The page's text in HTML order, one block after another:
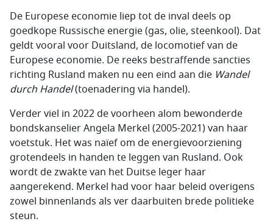
De Europese economie liep tot de inval deels op
goedkope Russische energie (gas, olie, steenkool). Dat
geldt vooral voor Duitsland, de locomotief van de
Europese economie. De reeks bestraffende sancties
richting Rusland maken nu een eind aan die Wandel
durch Handel(toenadering via handel).
Verder viel in 2022 de voorheen alom bewonderde
bondskanselier Angela Merkel (2005-2021) van haar
voetstuk. Het was naïef om de energievoorziening
grotendeels in handen te leggen van Rusland. Ook
wordt de zwakte van het Duitse leger haar
aangerekend. Merkel had voor haar beleid overigens
zowel binnenlands als ver daarbuiten brede politieke
steun.